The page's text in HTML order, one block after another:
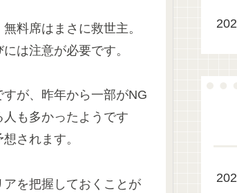
料席はまさに救世主。
は注意が必要です。
が、昨年から一部がNG
も多かったようです
されます。
を把握しておくことが